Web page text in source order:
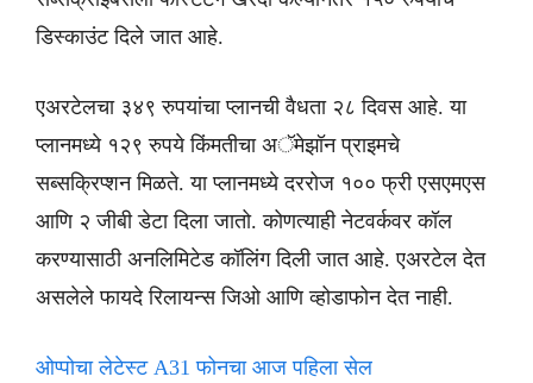
डिस्काउंट दिले जात आहे.
एअरटेलचा ३४९ रुपयांचा प्लानची वैधता २८ दिवस आहे. या
प्लानमध्ये १२९ रुपये किंमतीचा अॅमेझॉन प्राइमचे
सब्सक्रिप्शन मिळते. या प्लानमध्ये दररोज १०० फ्री एसएमएस
आणि २ जीबी डेटा दिला जातो. कोणत्याही नेटवर्कवर कॉल
करण्यासाठी अनलिमिटेड कॉलिंग दिली जात आहे. एअरटेल देत
असलेले फायदे रिलायन्स जिओ आणि व्होडाफोन देत नाही.
ओप्पोचा लेटेस्ट A31 फोनचा आज पहिला सेल